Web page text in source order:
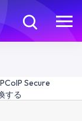
Secure
する